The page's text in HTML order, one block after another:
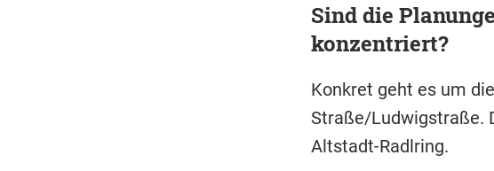
Sind die
konzentriert?
Konkret geht es um
Straße/Ludwigstraße.
Altstadt-Radlring.